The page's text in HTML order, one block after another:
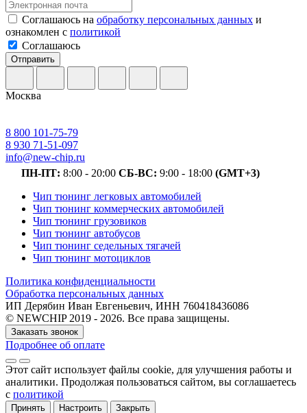
Соглашаюсь на обработку персональных данных и
ознакомлен с политикой
Соглашаюсь
Отправить
Москва
8 800 101-75-79
8 930 71-51-097
info@new-chip.ru
ПН-ПТ: 8:00 - 20:00 СБ-ВС: 9:00 - 18:00 (GMT+3)
Чип тюнинг легковых автомобилей
Чип тюнинг коммерческих автомобилей
Чип тюнинг грузовиков
Чип тюнинг автобусов
Чип тюнинг седельных тягачей
Чип тюнинг мотоциклов
Политика конфиденциальности
Обработка персональных данных
ИП Дерябин Иван Евгеньевич, ИНН 760418436086
© NEWCHIP 2019 - 2026. Все права защищены.
Заказать звонок
Подробнее об оплате
Этот сайт использует файлы cookie, для улучшения работы и
аналитики. Продолжая пользоваться сайтом, вы соглашаетесь
с политикой
Принять Настроить Закрыть